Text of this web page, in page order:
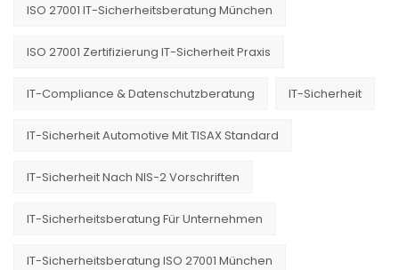
ISO 27001 IT-Sicherheitsberatung München
ISO 27001 Zertifizierung IT-Sicherheit Praxis
IT-Compliance & Datenschutzberatung IT-Sicherheit
IT-Sicherheit Automotive Mit TISAX Standard
IT-Sicherheit Nach NIS-2 Vorschriften
IT-Sicherheitsberatung Für Unternehmen
IT-Sicherheitsberatung ISO 27001 München